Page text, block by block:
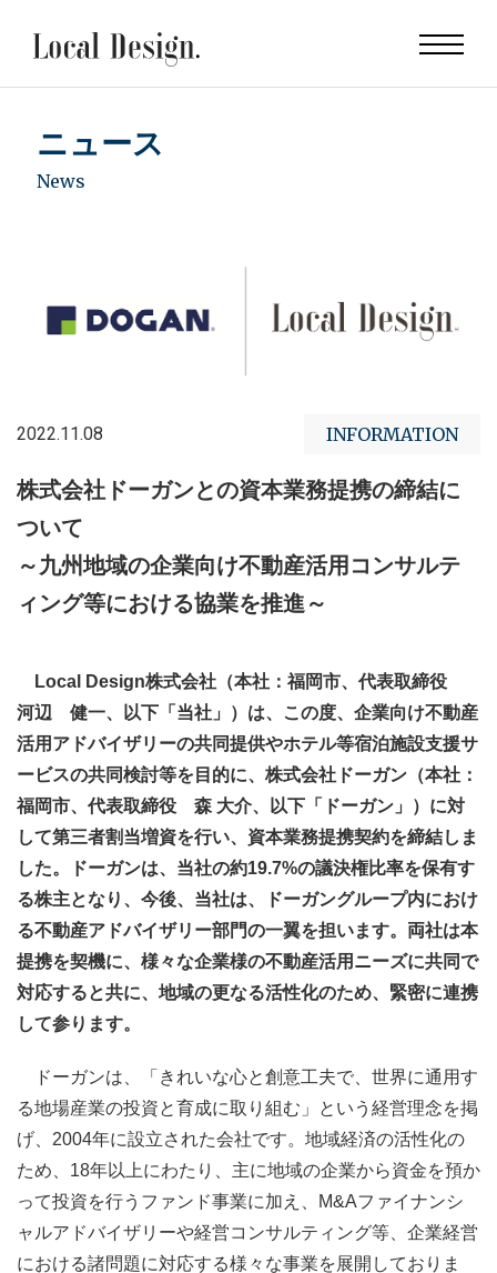
ニュース
News
2022.11.08 INFORMATION
株式会社ドーガンとの資本業務提携の締結に
ついて
～九州地域の企業向け不動産活用コンサルテ
ィング等における協業を推進～
Local Design株式会社（本社：福岡市、代表取締役
河辺 健一、以下「当社」）は、この度、企業向け不動産
活用アドバイザリーの共同提供やホテル等宿泊施設支援サ
ービスの共同検討等を目的に、株式会社ドーガン（本社：
福岡市、代表取締役 森 大介、以下「ドーガン」）に対
して第三者割当増資を行い、資本業務提携契約を締結しま
した。ドーガンは、当社の約19.7%の議決権比率を保有す
る株主となり、今後、当社は、ドーガングループ内におけ
る不動産アドバイザリー部門の一翼を担います。両社は本
提携を契機に、様々な企業様の不動産活用ニーズに共同で
対応すると共に、地域の更なる活性化のため、緊密に連携
して参ります。
ドーガンは、「きれいな心と創意工夫で、世界に通用す
る地場産業の投資と育成に取り組む」という経営理念を掲
げ、2004年に設立された会社です。地域経済の活性化の
ため、18年以上にわたり、主に地域の企業から資金を預か
って投資を行うファンド事業に加え、M&Aファイナンシ
ャルアドバイザリーや経営コンサルティング等、企業経営
における諸問題に対応する様々な事業を展開しておりま